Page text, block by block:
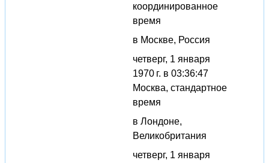
координированное
время
в Москве, Россия
четверг, 1 января
1970 г. в 03:36:47
Москва, стандартное
время
в Лондоне,
Великобритания
четверг, 1 января